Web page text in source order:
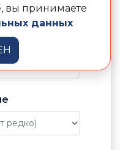
вы принимаете
данных